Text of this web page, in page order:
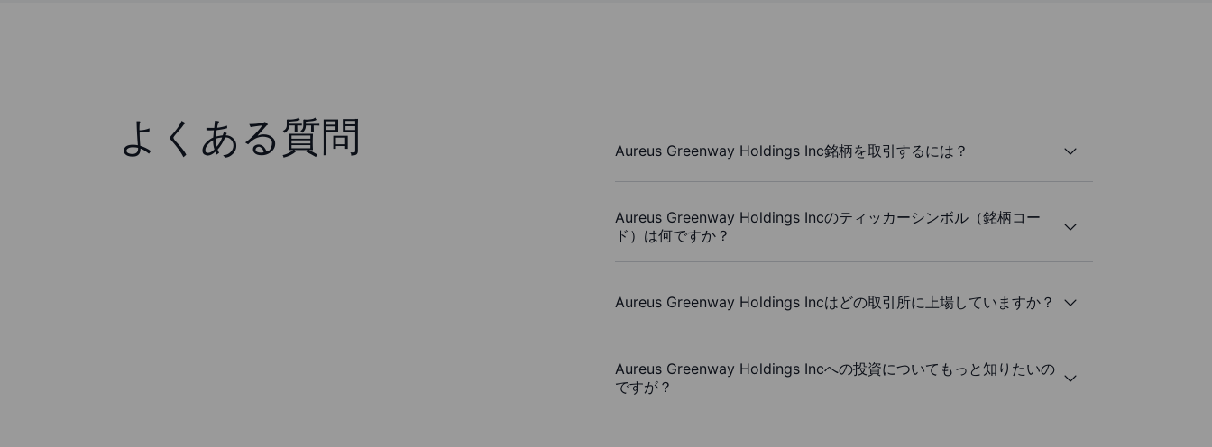
よくある質問 Aureus Greenway Holdings Inc銘柄を取引するには？
Aureus Greenway Holdings Incのティッカーシンボル（銘柄コー
ド）は何ですか？
Aureus Greenway Holdings Incはどの取引所に上場していますか？
Aureus Greenway Holdings Incへの投資についてもっと知りたいの
ですが？